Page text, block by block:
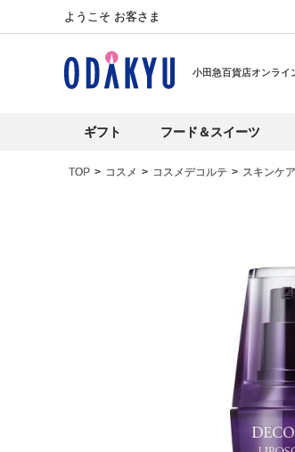
ようこそ お客さま
小田急百貨店オンライ
ギフト フード＆スイーツ
TOP コスメ コスメデコルテ スキンケア